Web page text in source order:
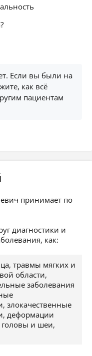
Если вы были на
как всё
пациентам
принимает по
диагностики и
как:
травмы мягких и
области,
заболевания
злокачественные
деформации
головы и шеи,